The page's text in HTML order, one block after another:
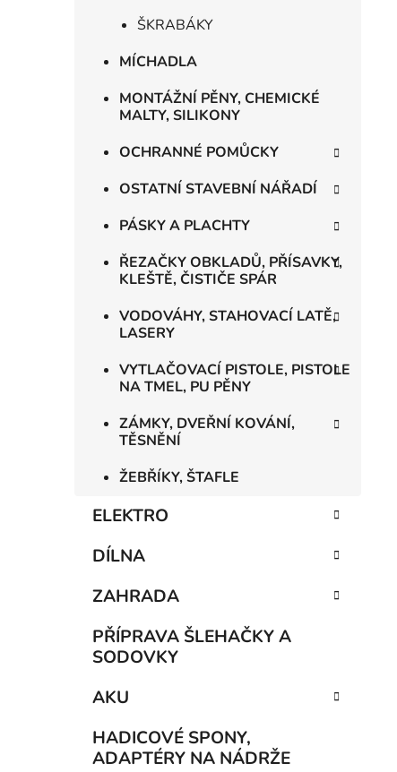
ŠKRABÁKY
MÍCHADLA
MONTÁŽNÍ PĚNY, CHEMICKÉ
MALTY, SILIKONY
OCHRANNÉ POMŮCKY
OSTATNÍ STAVEBNÍ NÁŘADÍ
PÁSKY A PLACHTY
ŘEZAČKY OBKLADŮ, PŘÍSAVKY,
KLEŠTĚ, ČISTIČE SPÁR
VODOVÁHY, STAHOVACÍ LATĚ,
LASERY
VYTLAČOVACÍ PISTOLE, PISTOLE
NA TMEL, PU PĚNY
ZÁMKY, DVEŘNÍ KOVÁNÍ,
TĚSNĚNÍ
ŽEBŘÍKY, ŠTAFLE
ELEKTRO
DÍLNA
ZAHRADA
PŘÍPRAVA ŠLEHAČKY A
SODOVKY
AKU
HADICOVÉ SPONY,
ADAPTÉRY NA NÁDRŽE